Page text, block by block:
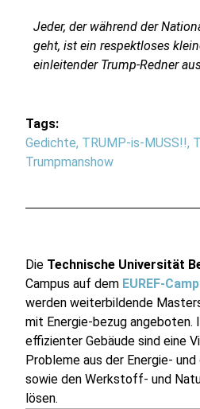
Jeder, der während der
geht, ist ein respektloses
einleitender Trump-Redner
Tags:
Gedichte, TRUMP-is-MUSS!!,
Trumpmanshow
Die Technische Universität
Campus auf dem EUREF-
werden weiterbildende
mit Energie-bezug angeboten.
effizienter Gebäude sind eine
Probleme aus der Energie-
sowie den Werkstoff- und
lösen.